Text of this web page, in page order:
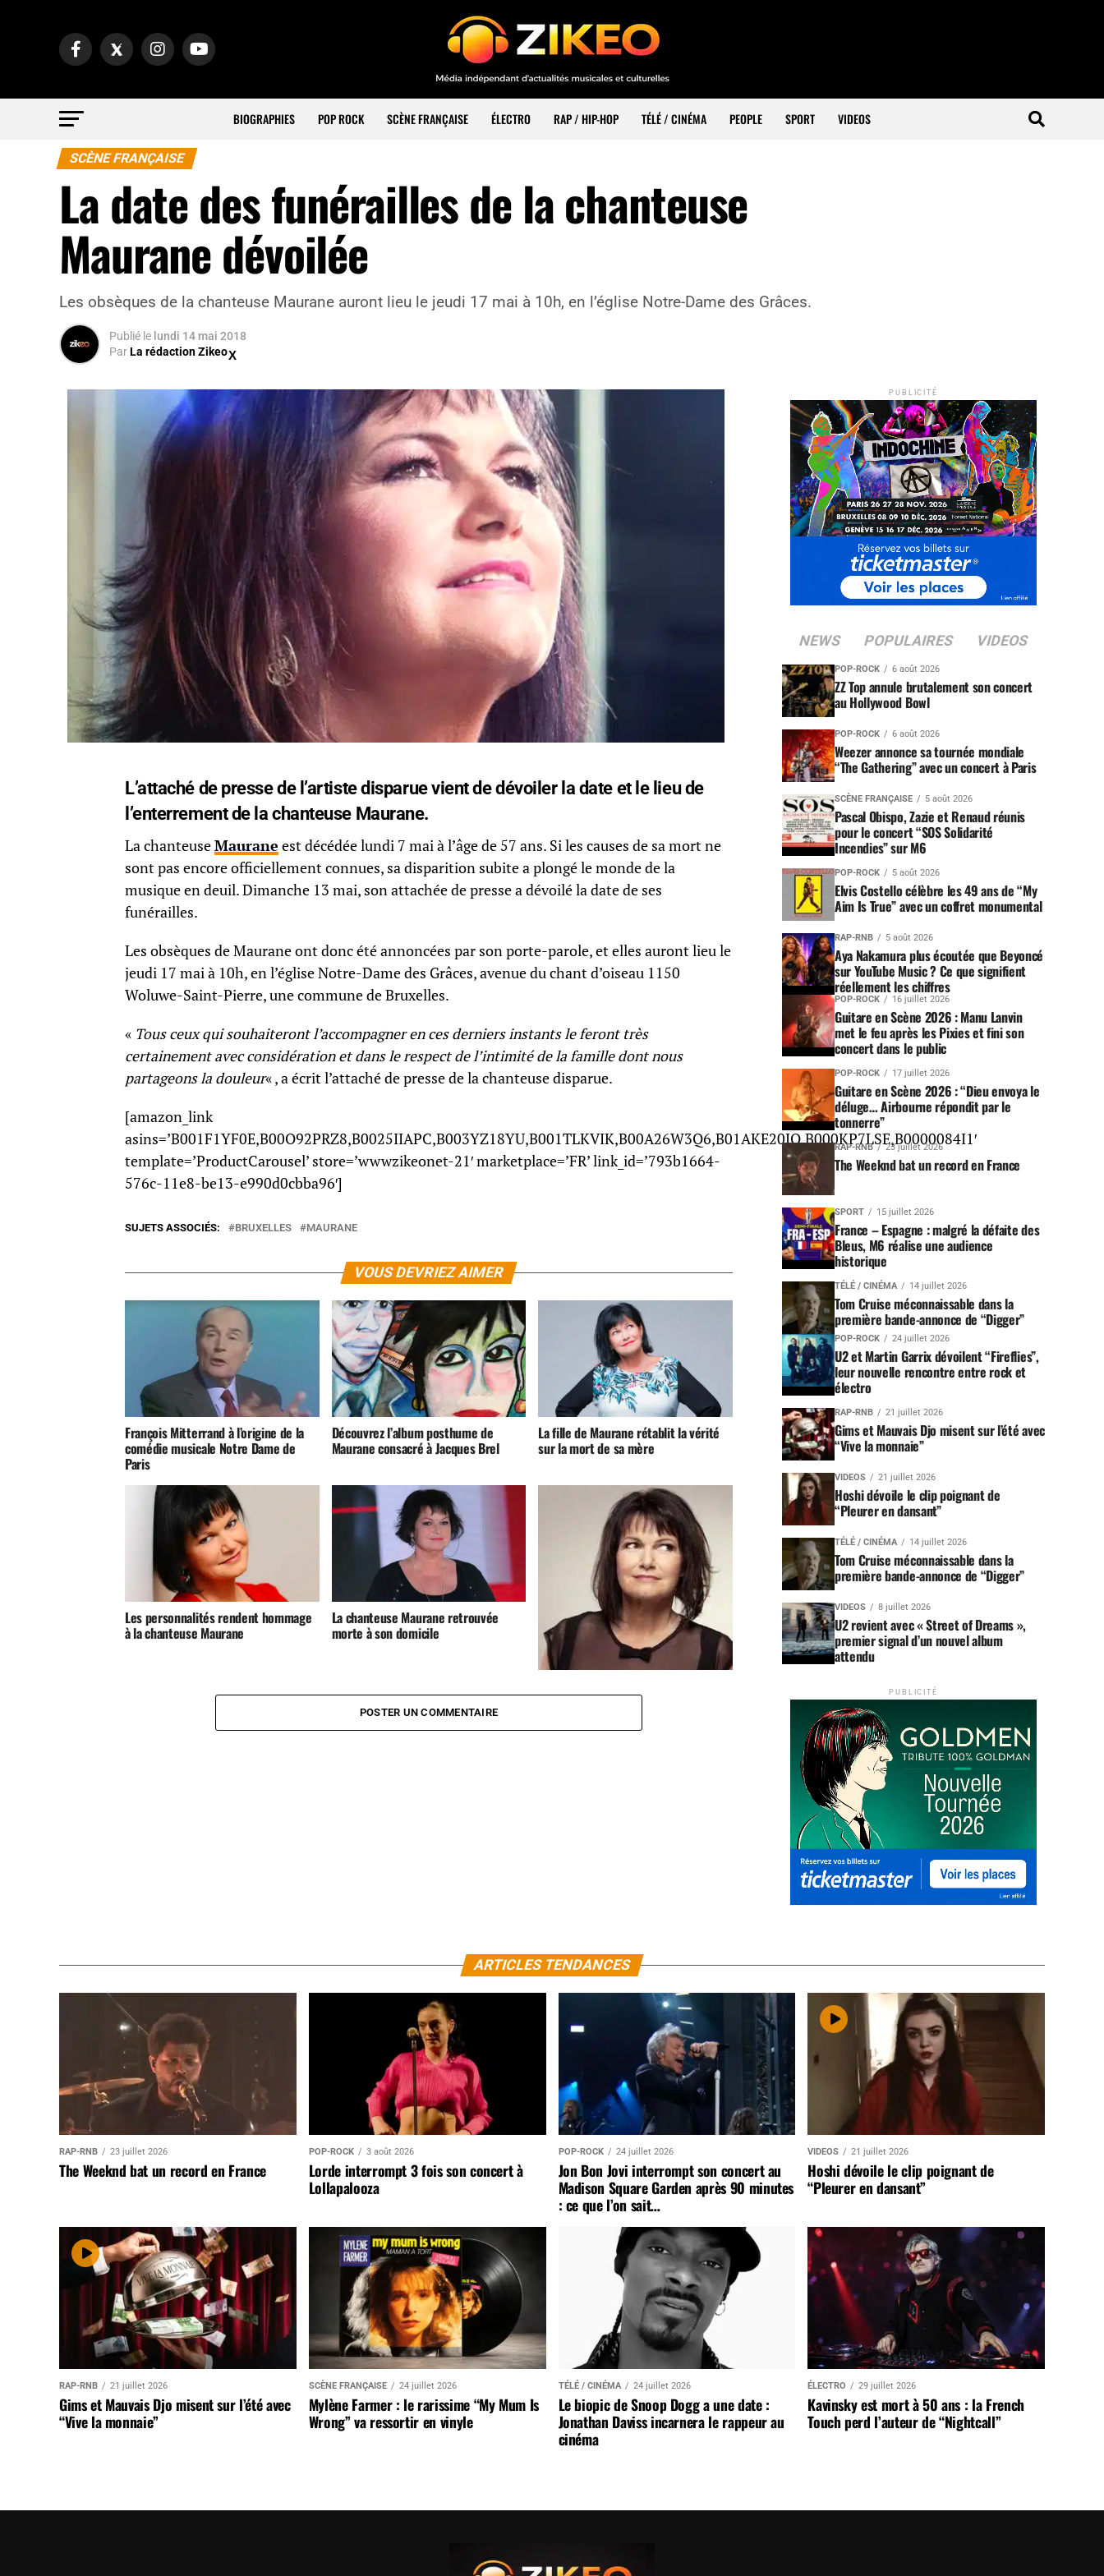
BIOGRAPHIES POP ROCK SCÈNE FRANÇAISE ÉLECTRO RAP / HIP-HOP TÉLÉ / CINÉMA PEOPLE SPORT VIDEOS
SCÈNE FRANÇAISE
La date des funérailles de la chanteuse
Maurane dévoilée
Les obsèques de la chanteuse Maurane auront lieu le jeudi 17 mai à 10h, en l’église Notre-Dame des Grâces.
Publié le lundi 14 mai 2018
ParLa rédaction Zikeo
L’attaché de presse de l’artiste disparue vient de dévoiler la date et le lieu de
l’enterrement de la chanteuse Maurane.
La chanteuseMaurane est décédée lundi 7 mai à l’âge de 57 ans. Si les causes de sa mort ne
sont pas encore officiellement connues, sa disparition subite a plongé le monde de la
musique en deuil. Dimanche 13 mai, son attachée de presse a dévoilé la date de ses
funérailles.
Les obsèques de Maurane ont donc été annoncées par son porte-parole, et elles auront lieu le
jeudi 17 mai à 10h, en l’église Notre-Dame des Grâces, avenue du chant d’oiseau 1150
Woluwe-Saint-Pierre, une commune de Bruxelles.
« Tous ceux qui souhaiteront l’accompagner en ces derniers instants le feront très
certainement avec considération et dans le respect de l’intimité de la famille dont nous
partageons la douleur« , a écrit l’attaché de presse de la chanteuse disparue.
[amazon_link
asins=’B001F1YF0E,B00O92PRZ8,B0025IIAPC,B003YZ18YU,B001TLKVIK,B00A26W3Q6,B01AKE20JO,B000KP7LSE,B0000084I1′
template=’ProductCarousel’ store=’wwwzikeonet-21′ marketplace=’FR’ link_id=’793b1664-
576c-11e8-be13-e990d0cbba96′]
SUJETS ASSOCIÉS: BRUXELLES MAURANE
VOUS DEVRIEZ AIMER
François Mitterrand à l’origine de la
comédie musicale Notre Dame de
Paris
Découvrez l’album posthume de
Maurane consacré à Jacques Brel
La fille de Maurane rétablit la vérité
sur la mort de sa mère
Les personnalités rendent hommage
à la chanteuse Maurane
La chanteuse Maurane retrouvée
morte à son domicile
POSTER UN COMMENTAIRE
PUBLICITÉ
NEWS POPULAIRES VIDEOS
POP-ROCK 6 août 2026
ZZ Top annule brutalement son concert
au Hollywood Bowl
POP-ROCK 6 août 2026
Weezer annonce sa tournée mondiale
“The Gathering” avec un concert à Paris
SCÈNE FRANÇAISE 5 août 2026
Pascal Obispo, Zazie et Renaud réunis
pour le concert “SOS Solidarité
Incendies” sur M6
POP-ROCK 5 août 2026
Elvis Costello célèbre les 49 ans de “My
Aim Is True” avec un coffret monumental
RAP-RNB 5 août 2026
Aya Nakamura plus écoutée que Beyoncé
sur YouTube Music ? Ce que signifient
réellement les chiffres
POP-ROCK 16 juillet 2026
Guitare en Scène 2026 : Manu Lanvin
met le feu après les Pixies et fini son
concert dans le public
POP-ROCK 17 juillet 2026
Guitare en Scène 2026 : “Dieu envoya le
déluge… Airbourne répondit par le
tonnerre”
RAP-RNB 23 juillet 2026
The Weeknd bat un record en France
SPORT 15 juillet 2026
France – Espagne : malgré la défaite des
Bleus, M6 réalise une audience
historique
TÉLÉ / CINÉMA 14 juillet 2026
Tom Cruise méconnaissable dans la
première bande-annonce de “Digger”
POP-ROCK 24 juillet 2026
U2 et Martin Garrix dévoilent “Fireflies”,
leur nouvelle rencontre entre rock et
électro
RAP-RNB 21 juillet 2026
Gims et Mauvais Djo misent sur l’été avec
“Vive la monnaie”
VIDEOS 21 juillet 2026
Hoshi dévoile le clip poignant de
“Pleurer en dansant”
TÉLÉ / CINÉMA 14 juillet 2026
Tom Cruise méconnaissable dans la
première bande-annonce de “Digger”
VIDEOS 8 juillet 2026
U2 revient avec « Street of Dreams »,
premier signal d’un nouvel album
attendu
PUBLICITÉ
ARTICLES TENDANCES
RAP-RNB 23 juillet 2026
The Weeknd bat un record en France
POP-ROCK 3 août 2026
Lorde interrompt 3 fois son concert à
Lollapalooza
POP-ROCK 24 juillet 2026
Jon Bon Jovi interrompt son concert au
Madison Square Garden après 90 minutes
: ce que l’on sait…
VIDEOS 21 juillet 2026
Hoshi dévoile le clip poignant de
“Pleurer en dansant”
RAP-RNB 21 juillet 2026
Gims et Mauvais Djo misent sur l’été avec
“Vive la monnaie”
SCÈNE FRANÇAISE 24 juillet 2026
Mylène Farmer : le rarissime “My Mum Is
Wrong” va ressortir en vinyle
TÉLÉ / CINÉMA 24 juillet 2026
Le biopic de Snoop Dogg a une date :
Jonathan Daviss incarnera le rappeur au
cinéma
ÉLECTRO 29 juillet 2026
Kavinsky est mort à 50 ans : la French
Touch perd l’auteur de “Nightcall”